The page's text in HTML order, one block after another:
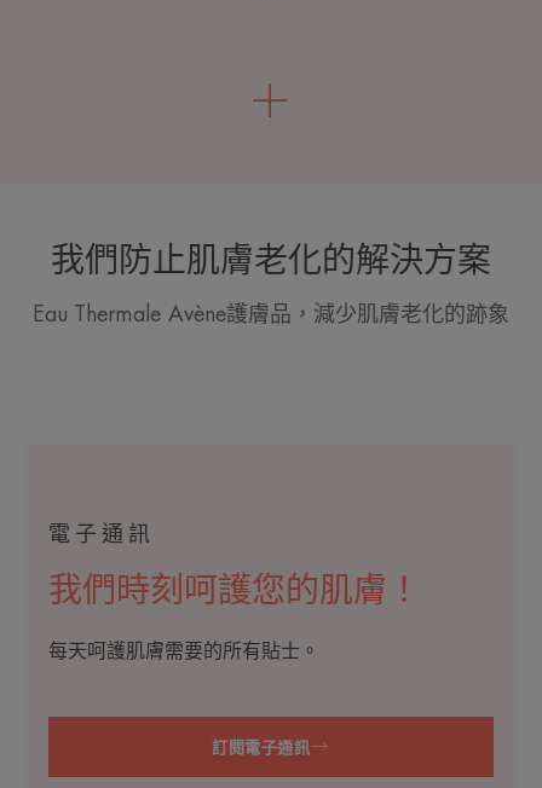
我們防止肌膚老化的解決方案
Eau Thermale Avène護膚品，減少肌膚老化的跡象
電子通訊
我們時刻呵護您的肌膚！
每天呵護肌膚需要的所有貼士。
訂閱電子通訊